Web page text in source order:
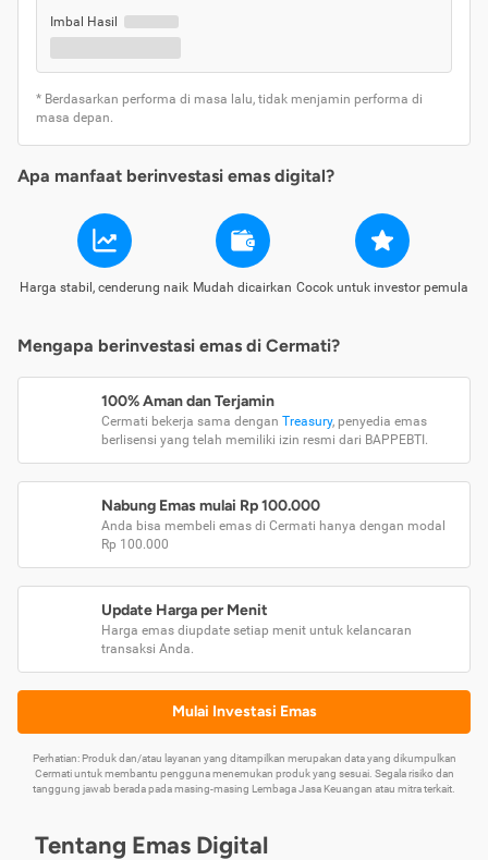
Imbal Hasil
* Berdasarkan performa di masa lalu, tidak menjamin performa di
masa depan.
Apa manfaat berinvestasi emas digital?
Harga stabil, cenderung naik Mudah dicairkan Cocok untuk investor pemula
Mengapa berinvestasi emas di Cermati?
100% Aman dan Terjamin
Cermati bekerja sama dengan Treasury, penyedia emas
berlisensi yang telah memiliki izin resmi dari BAPPEBTI.
Nabung Emas mulai Rp 100.000
Anda bisa membeli emas di Cermati hanya dengan modal
Rp 100.000
Update Harga per Menit
Harga emas diupdate setiap menit untuk kelancaran
transaksi Anda.
Mulai Investasi Emas
Perhatian: Produk dan/atau layanan yang ditampilkan merupakan data yang dikumpulkan
Cermati untuk membantu pengguna menemukan produk yang sesuai. Segala risiko dan
tanggung jawab berada pada masing-masing Lembaga Jasa Keuangan atau mitra terkait.
Tentang Emas Digital